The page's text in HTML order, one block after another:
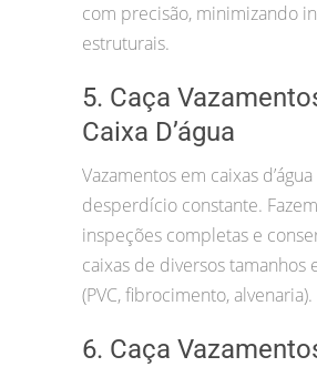
com precisão, minimizando
estruturais.
5. Caça
Caixa D’água
Vazamentos em caixas
desperdício constante.
inspeções completas e
caixas de diversos tamanhos
(PVC, fibrocimento, alvenaria).
6. Caça